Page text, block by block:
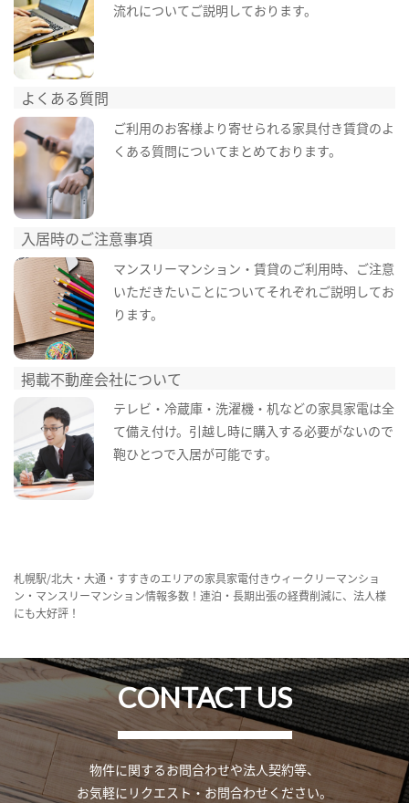
流れについてご説明しております。
よくある質問
ご利用のお客様より寄せられる家具付き賃貸のよ
くある質問についてまとめております。
入居時のご注意事項
マンスリーマンション・賃貸のご利用時、ご注意
いただきたいことについてそれぞれご説明してお
ります。
掲載不動産会社について
テレビ・冷蔵庫・洗濯機・机などの家具家電は全
て備え付け。引越し時に購入する必要がないので
鞄ひとつで入居が可能です。
札幌駅/北大・大通・すすきのエリアの家具家電付きウィークリーマンショ
ン・マンスリーマンション情報多数！連泊・長期出張の経費削減に、法人様
にも大好評！
CONTACT US
物件に関するお問合わせや法人契約等、
お気軽にリクエスト・お問合わせください。